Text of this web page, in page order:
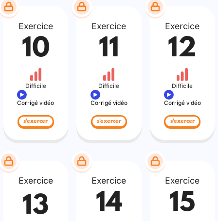
Exercice
10
Difficile
Corrigé vidéo
s'exercer
Exercice
11
Difficile
Corrigé vidéo
s'exercer
Exercice
12
Difficile
Corrigé vidéo
s'exercer
Exercice
13
Exercice
14
Exercice
15